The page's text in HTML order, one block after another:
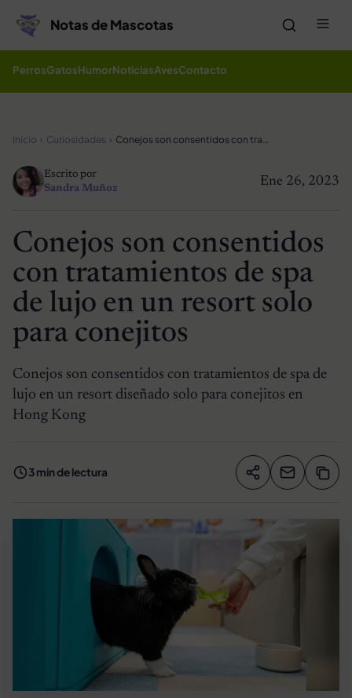
Notas de Mascotas
PerrosGatosHumorNoticiasAvesContacto
Inicio Curiosidades Conejos son consentidos con tratamientos de spa de lujo en un resort solo para conejitos
Ene 26, 2023
Escrito por
Sandra Muñoz
Conejos son consentidos
con tratamientos de spa
de lujo en un resort solo
para conejitos
Conejos son consentidos con tratamientos de spa de
lujo en un resort diseñado solo para conejitos en
Hong Kong
3 min de lectura Compartir